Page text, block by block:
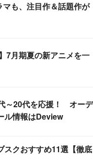
も、注目作＆話題作が
7月期夏の新アニメを一
～20代を応援！ オーデ
ル情報はDeview
スクおすすめ11選【徹底